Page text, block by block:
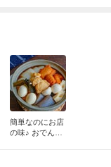
簡単なのにお店
の味♪ おでんの